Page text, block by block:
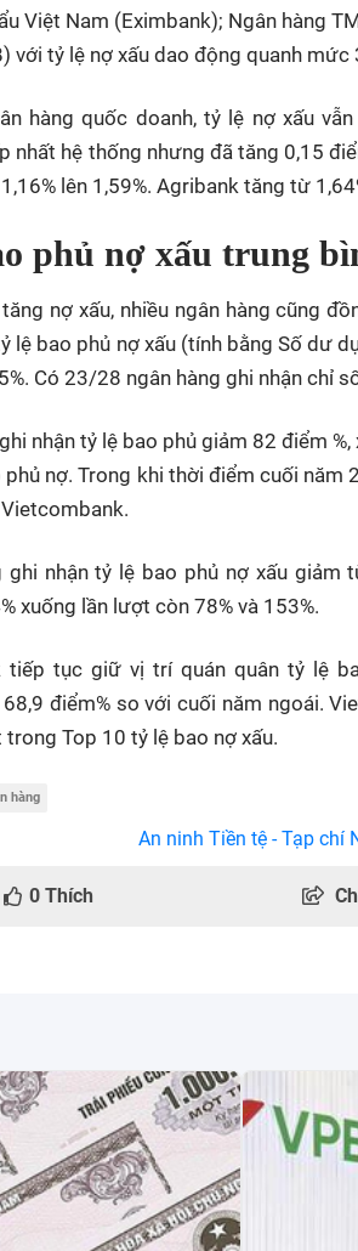
Việt Nam (Eximbank); Ngân hàng
với tỷ lệ nợ xấu dao động quanh mức
hàng quốc doanh, tỷ lệ nợ xấu
nhất hệ thống nhưng đã tăng 0,15
lên 1,59%. Agribank tăng từ
phủ nợ xấu trung
nợ xấu, nhiều ngân hàng cũng
lệ bao phủ nợ xấu (tính bằng Số dư
Có 23/28 ngân hàng ghi nhận chỉ
nhận tỷ lệ bao phủ giảm 82 điểm
phủ nợ. Trong khi thời điểm cuối
ghi nhận tỷ lệ bao phủ nợ xấu giảm
xuống lần lượt còn 78% và 153%.
tiếp tục giữ vị trí quán quân tỷ lệ
điểm% so với cuối năm ngoái.
trong Top 10 tỷ lệ bao nợ xấu.
hàng
An ninh Tiền tệ - Tạp
0 Thích